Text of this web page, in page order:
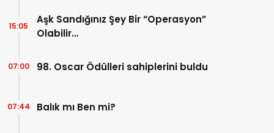
Aşk Sandığınız Şey Bir “Operasyon”
Olabilir…
15:05
98. Oscar Ödülleri sahiplerini buldu
07:00
Balık mı Ben mi?
07:44